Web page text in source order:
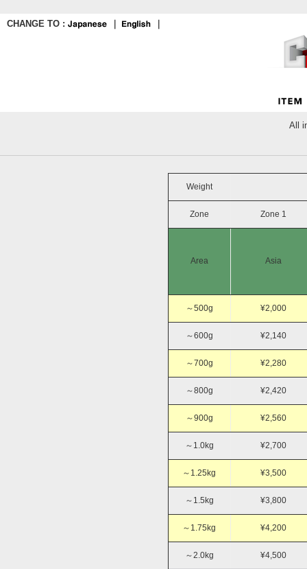
CHANGE TO :
All
Weight
Zone Zone 1
Area Asia
～500g ¥2,000
～600g ¥2,140
～700g ¥2,280
～800g ¥2,420
～900g ¥2,560
～1.0kg ¥2,700
～1.25kg ¥3,500
～1.5kg ¥3,800
～1.75kg ¥4,200
～2.0kg ¥4,500